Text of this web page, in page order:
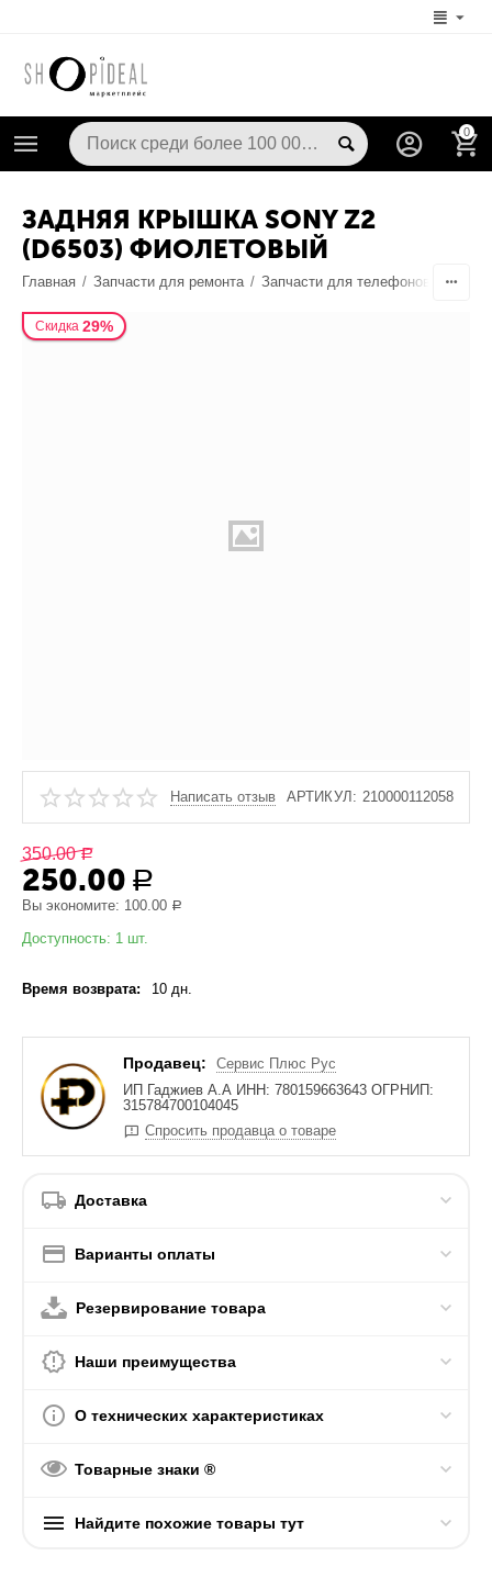
0
ЗАДНЯЯ КРЫШКА SONY Z2
(D6503) ФИОЛЕТОВЫЙ
Главная / Запчасти для ремонта / Запчасти для телефонов
Скидка 29%
Написать отзыв АРТИКУЛ: 210000112058
350.00 Р
250.00 Р
Вы экономите: 100.00 Р
Доступность: 1 шт.
Время возврата: 10 дн.
Продавец:
Сервис Плюс Рус
ИП Гаджиев А.А ИНН: 780159663643 ОГРНИП:
315784700104045
Спросить продавца о товаре
Доставка
Варианты оплаты
Резервирование товара
Наши преимущества
О технических характеристиках
Товарные знаки ®
Найдите похожие товары тут